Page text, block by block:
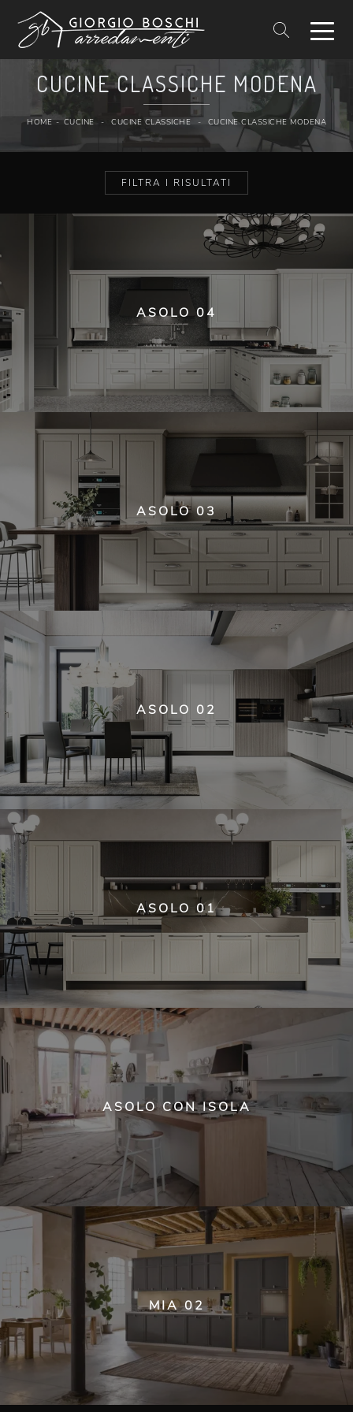
CUCINE CLASSICHE MODENA
HOME - CUCINE - CUCINE CLASSICHE - CUCINE CLASSICHE MODENA
FILTRA I RISULTATI
ASOLO 04
ASOLO 03
ASOLO 02
ASOLO 01
ASOLO CON ISOLA
MIA 02